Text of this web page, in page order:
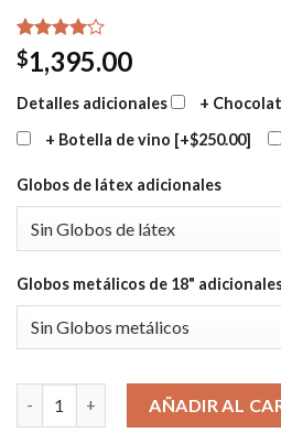
Valorado
4.00
basado
1
puntuación
$1,395.00
Detalles adicionales +
+ Botella de vino [+$250.00]
Globos de látex adicionales
Globos metálicos de 18"
Arreglo de Cumpleaños cantidad
AÑADIR AL